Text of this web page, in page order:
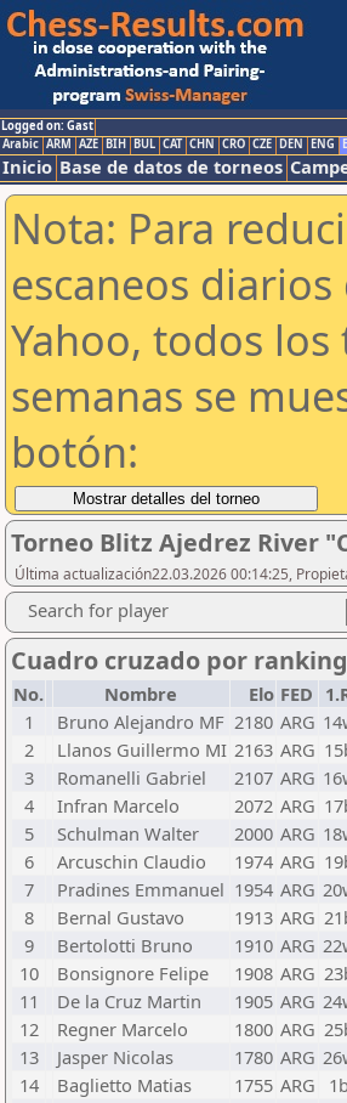
Logged on: Gast
Arabic ARM AZE BIH BUL CAT CHN CRO CZE DEN ENG
Inicio Base de datos de torneos
Nota: Para
escaneos
Yahoo, todos
semanas se
botón:
Torneo Blitz Ajedrez River
Última actualización22.03.2026 00:14:25,
Search for player
Cuadro cruzado por
No. Nombre Elo FED
1
Bruno Alejandro MF 2180 ARG
2
Llanos Guillermo MI 2163 ARG
3
Romanelli Gabriel 2107 ARG
4
Infran Marcelo 2072 ARG
5
Schulman Walter 2000 ARG
6
Arcuschin Claudio 1974 ARG
7
Pradines Emmanuel 1954 ARG
8
Bernal Gustavo 1913 ARG
9
Bertolotti Bruno 1910 ARG
10
Bonsignore Felipe 1908 ARG
11
De la Cruz Martin 1905 ARG
12
Regner Marcelo 1800 ARG
13
Jasper Nicolas 1780 ARG
14
Baglietto Matias 1755 ARG